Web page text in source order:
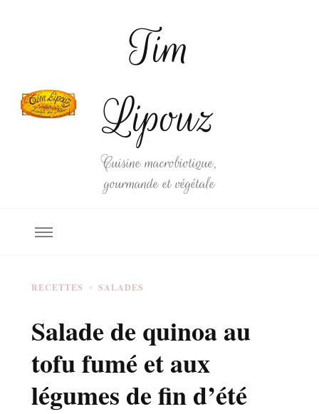
Tim
Lipouz
Cuisine macrobiotique,
gourmande et végétale
RECETTES SALADES
Salade de quinoa au
tofu fumé et aux
légumes de fin d’été